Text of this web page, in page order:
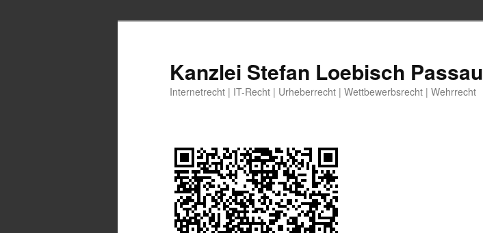
Kanzlei Stefan Loebisch Passau
Internetrecht | IT-Recht | Urheberrecht | Wettbewerbsrecht | Wehrrecht